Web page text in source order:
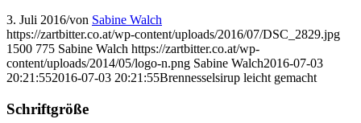
3. Juli 2016/von Sabine Walch
https://zartbitter.co.at/wp-content/uploads/2016/07/DSC_2829.jpg
1500 775 Sabine Walch https://zartbitter.co.at/wp-
content/uploads/2014/05/logo-n.png Sabine Walch2016-07-03
20:21:552016-07-03 20:21:55Brennesselsirup leicht gemacht
Schriftgröße